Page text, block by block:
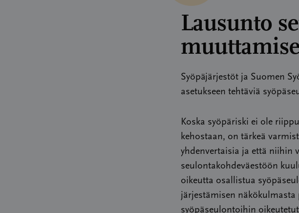
Lausunto
Syöpäjärjestöt ja Suomen
asetukseen tehtäviä
Koska syöpäriski ei ole
kehostaan, on tärkeä
yhdenvertaisia ja että niihin
seulontakohdeväestöön
oikeutta osallistua
järjestämisen
syöpäseulontoihin